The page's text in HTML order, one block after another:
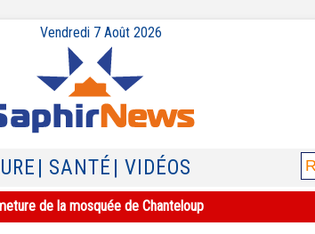
Vendredi 7 Août 2026
| SANTÉ | VIDÉOS
de la mosquée de Chanteloup